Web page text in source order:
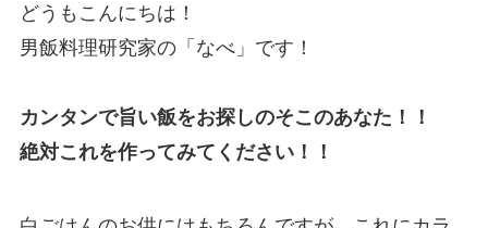
どうもこんにちは！
男飯料理研究家の「なべ」です！
カンタンで旨い飯をお探しのそこのあなた！！
絶対これを作ってみてください！！